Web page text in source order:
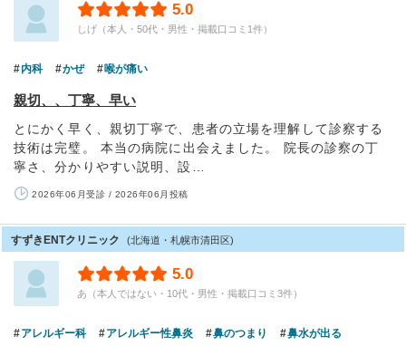
5.0
しげ（本人・50代・男性・掲載口コミ1件）
内科 かぜ 喉が痛い
親切、、丁寧、早い
とにかく早く、親切丁寧で、患者の立場を理解して診察する
技術は完璧。 本当の病院に出会えました。 院長の診察の丁
寧さ、分かりやすい説明、設…
2026年06月受診 / 2026年06月投稿
すずきENTクリニック (北海道・札幌市清田区)
5.0
あ（本人ではない・10代・男性・掲載口コミ3件）
アレルギー科 アレルギー性鼻炎 鼻のつまり 鼻水が出る